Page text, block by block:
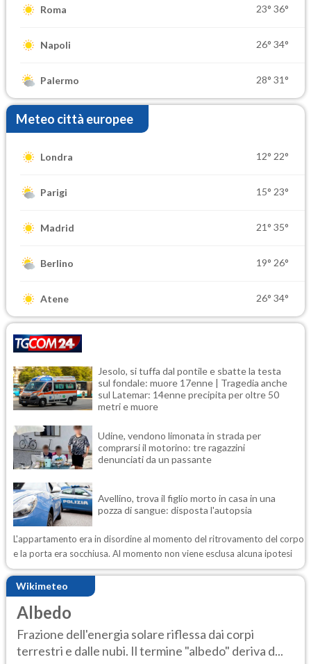
Roma 23° 36°
Napoli 26° 34°
Palermo 28° 31°
Meteo città europee
Londra 12° 22°
Parigi 15° 23°
Madrid 21° 35°
Berlino 19° 26°
Atene 26° 34°
Jesolo, si tuffa dal pontile e sbatte la testa
sul fondale: muore 17enne | Tragedia anche
sul Latemar: 14enne precipita per oltre 50
metri e muore
Udine, vendono limonata in strada per
comprarsi il motorino: tre ragazzini
denunciati da un passante
Avellino, trova il figlio morto in casa in una
pozza di sangue: disposta l'autopsia
L'appartamento era in disordine al momento del ritrovamento del corpo
e la porta era socchiusa. Al momento non viene esclusa alcuna ipotesi
Wikimeteo
Albedo
Frazione dell'energia solare riflessa dai corpi
terrestri e dalle nubi. Il termine "albedo" deriva d...